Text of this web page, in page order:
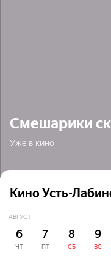
Смешарики
Уже в кино
Кино Усть-
АВГУСТ
6
ЧТ
7
ПТ
8
СБ
9
ВС